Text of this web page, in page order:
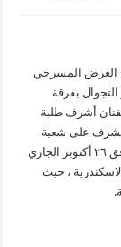
مغلقة
العرض المسرحي
بفرقة
أشرف طلبة
على شعبة
مسرح المواجهة و التجوال ، و ذلك السبت المقبل الموافق ٢٦ أكتوبر الجاري
، حيث